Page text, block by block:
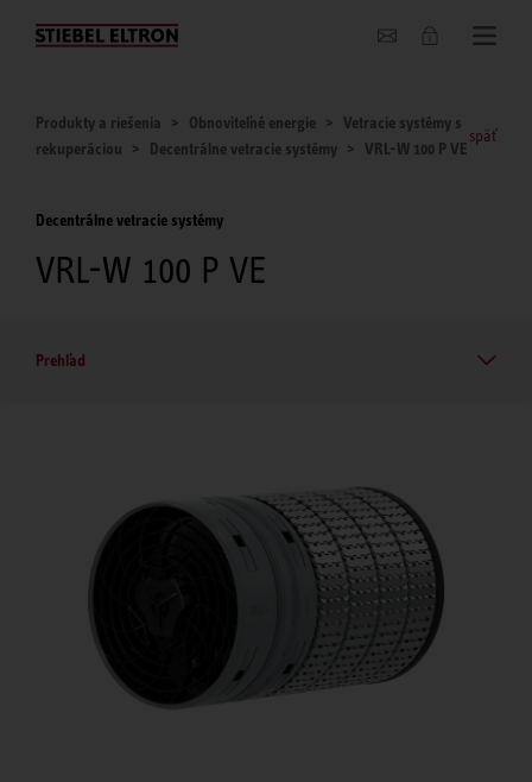
O nás
Produkty a riešenia Obnoviteľné energie
Vetracie systémy s
rekuperáciou
Decentrálne vetracie systémy VRL-W 100 P VE
späť
Decentrálne vetracie systémy
VRL-W 100 P VE
Prehľad